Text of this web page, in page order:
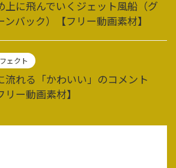
上に飛んでいくジェット風船（グ
ンバック）【フリー動画素材】
ェクト
流れる「かわいい」のコメント
リー動画素材】